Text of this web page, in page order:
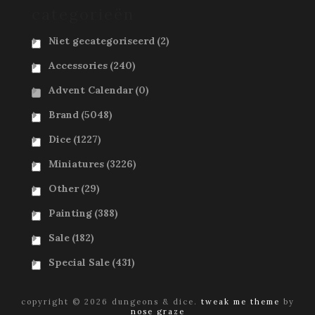
Niet gecategoriseerd (2)
Accessories (240)
Advent Calendar (0)
Brand (5048)
Dice (1227)
Miniatures (3226)
Other (29)
Painting (388)
Sale (182)
Special Sale (431)
copyright © 2026 dungeons & dice. tweak me theme by
nose graze